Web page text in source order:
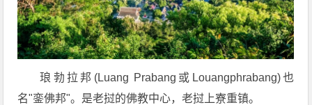
琅勃拉邦(Luang Prabang或Louangphrabang)也
名"銮佛邦"。是老挝的佛教中心，老挝上寮重镇。